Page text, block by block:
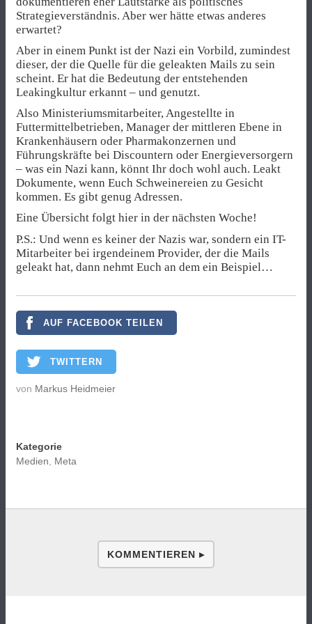
Strategieverständnis. Aber wer hätte etwas anderes
erwartet?
Aber in einem Punkt ist der Nazi ein Vorbild, zumindest
dieser, der die Quelle für die geleakten Mails zu sein
scheint. Er hat die Bedeutung der entstehenden
Leakingkultur erkannt – und genutzt.
Also Ministeriumsmitarbeiter, Angestellte in
Futtermittelbetrieben, Manager der mittleren Ebene in
Krankenhäusern oder Pharmakonzernen und
Führungskräfte bei Discountern oder Energieversorgern
– was ein Nazi kann, könnt Ihr doch wohl auch. Leakt
Dokumente, wenn Euch Schweinereien zu Gesicht
kommen. Es gibt genug Adressen.
Eine Übersicht folgt hier in der nächsten Woche!
P.S.: Und wenn es keiner der Nazis war, sondern ein IT-
Mitarbeiter bei irgendeinem Provider, der die Mails
geleakt hat, dann nehmt Euch an dem ein Beispiel…
AUF FACEBOOK TEILEN
TWITTERN
von Markus Heidmeier
Kategorie
Medien
Meta
KOMMENTIEREN ▸